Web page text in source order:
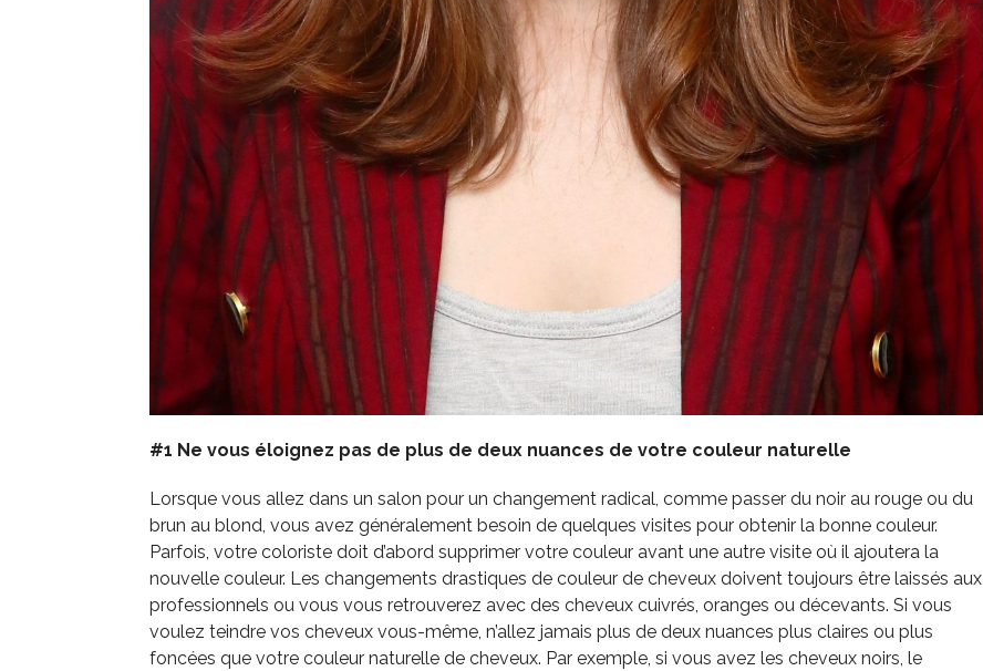
#1 Ne vous éloignez pas de plus de deux nuances de votre couleur naturelle
Lorsque vous allez dans un salon pour un changement radical, comme passer du noir au rouge ou du
brun au blond, vous avez généralement besoin de quelques visites pour obtenir la bonne couleur.
Parfois, votre coloriste doit d’abord supprimer votre couleur avant une autre visite où il ajoutera la
nouvelle couleur. Les changements drastiques de couleur de cheveux doivent toujours être laissés aux
professionnels ou vous vous retrouverez avec des cheveux cuivrés, oranges ou décevants. Si vous
voulez teindre vos cheveux vous-même, n’allez jamais plus de deux nuances plus claires ou plus
foncées que votre couleur naturelle de cheveux. Par exemple, si vous avez les cheveux noirs, le